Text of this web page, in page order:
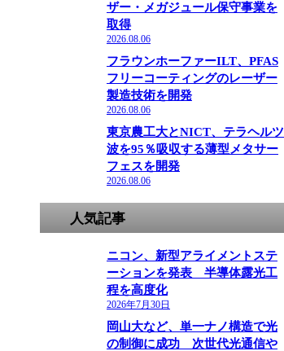
ザー・メガジュール保守事業を
取得
2026.08.06
フラウンホーファーILT、PFAS
フリーコーティングのレーザー
製造技術を開発
2026.08.06
東京農工大とNICT、テラヘルツ
波を95％吸収する薄型メタサー
フェスを開発
2026.08.06
人気記事
ニコン、新型アライメントステ
ーションを発表 半導体露光工
程を高度化
2026年7月30日
岡山大など、単一ナノ構造で光
の制御に成功 次世代光通信や